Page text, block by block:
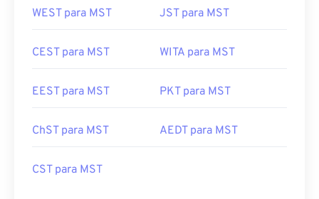
WEST para MST JST para MST
CEST para MST WITA para MST
EEST para MST PKT para MST
ChST para MST AEDT para MST
CST para MST